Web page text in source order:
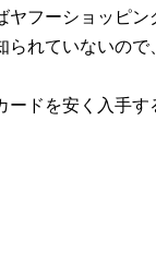
ヤフーショッピン
られていないので
ードを安く入手す